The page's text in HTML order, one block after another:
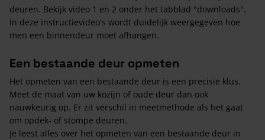
deuren. Bekijk video 1 en 2 onder het tabblad "downloads".
In deze instructievideo's wordt duidelijk weergegeven hoe
men een binnendeur moet afhangen.
Een bestaande deur opmeten
Het opmeten van een bestaande deur is een precisie klus.
Meet de maat van uw kozijn of oude deur dan ook
nauwkeurig op. Er zit verschil in meetmethode als het gaat
om opdek- of stompe deuren.
Je leest alles over het opmeten van een bestaande deur in